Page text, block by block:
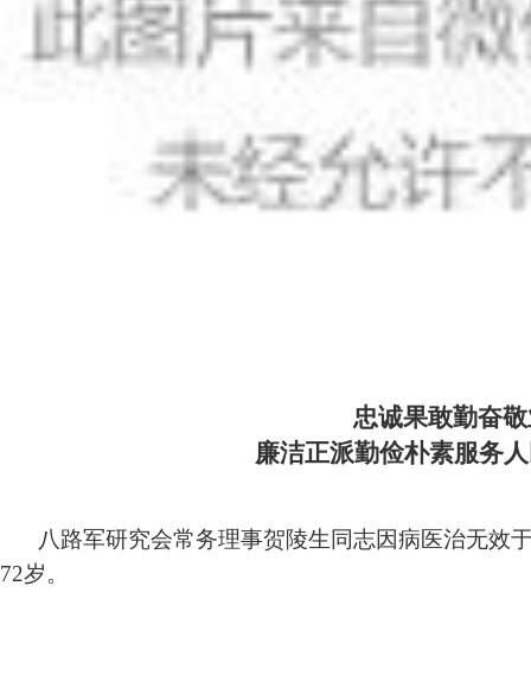
忠诚果敢勤奋
廉洁正派勤俭朴素服务人
八路军研究会常务理事贺陵生同志因病 医治无效
72岁。